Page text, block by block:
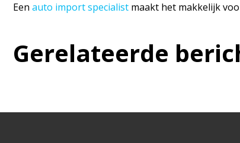
Een auto import specialist maakt het makkelijk
Gerelateerde